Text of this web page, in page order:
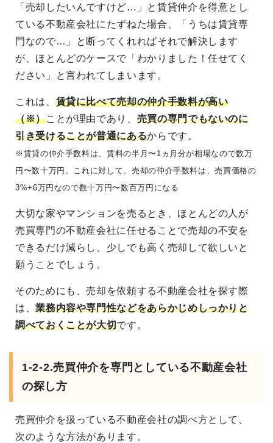
「売却したいんですけど…」と賃貸仲介を得意とし
ている不動産会社にたずねた場合、「うちは賃貸専
門なので…」と断ってくれればそれで解決します
が、ほとんどのケースで「わかりました！任せてく
ださい」と言われてしまいます。
これは、 賃貸に比べて売却の仲介手数料が高い
（※）ことが理由であり、 売買の専門でもないのに
引き受けることが普通にあるからです。
※賃貸の仲介手数料は、賃料の半月〜1ヵ月分が相場なので数万
円〜数十万円。これに対して、売却の仲介手数料は、売買価格の
3%+6万円なので数十万円〜数百万円になる
大切な家やマンションを売るとき、ほとんどの人が
売買専門の不動産会社に任せることで売却の不安を
できるだけ減らし、少しでも高く売却して欲しいと
願うことでしょう。
そのためにも、売却を依頼する不動産会社を探す際
は、業務内容や専門性などをあらかじめしっかりと
調べておくことが大切です。
1-2-2.売買仲介を専門としている不動産会社
の探し方
売買仲介を扱っている不動産会社の調べ方として、
次のような方法があります。